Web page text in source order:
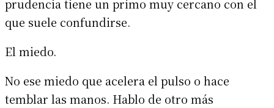
prudencia tiene un primo muy cercano con el
que suele confundirse.
El miedo.
No ese miedo que acelera el pulso o hace
temblar las manos. Hablo de otro más